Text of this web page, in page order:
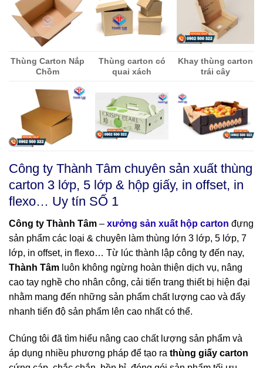
Thùng Carton Nắp
Chồm
Thùng carton có
quai xách
Khay thùng carton
trái cây
Công ty Thành Tâm chuyên sản xuất thùng
carton 3 lớp, 5 lớp & hộp giấy, in offset, in
flexo… Uy tín SỐ 1
Công ty Thành Tâm – xưởng sản xuất hộp carton đựng
sản phẩm các loại & chuyên làm thùng lớn 3 lớp, 5 lớp, 7
lớp, in offset, in flexo… Từ lúc thành lập công ty đến nay,
Thành Tâm luôn không ngừng hoàn thiện dịch vụ, nâng
cao tay nghề cho nhân công, cải tiến trang thiết bị hiện đại
nhằm mang đến những sản phẩm chất lượng cao và đẩy
nhanh tiến độ sản phẩm lên cao nhất có thể.
Chúng tôi đã tìm hiểu nâng cao chất lượng sản phẩm và
áp dụng nhiều phương pháp để tạo ra thùng giấy carton